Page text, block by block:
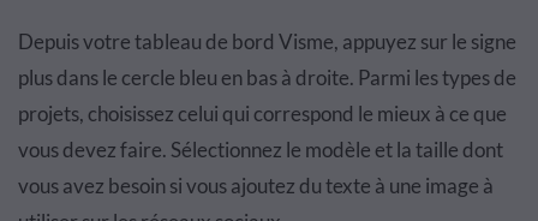
Depuis votre tableau de bord Visme, appuyez sur le signe
plus dans le cercle bleu en bas à droite. Parmi les types de
projets, choisissez celui qui correspond le mieux à ce que
vous devez faire. Sélectionnez le modèle et la taille dont
vous avez besoin si vous ajoutez du texte à une image à